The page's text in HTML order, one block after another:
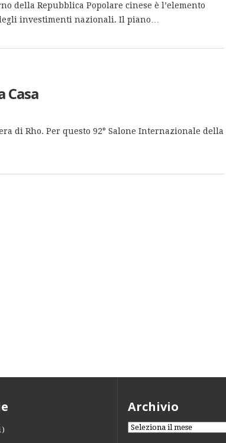
della Repubblica Popolare cinese è l’elemento
investimenti nazionali. Il piano…
Casa
di Rho. Per questo 92° Salone Internazionale della
Archivio
Archivio